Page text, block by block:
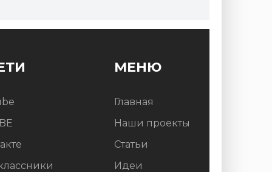
МЕНЮ
Главная
Наши проекты
Статьи
Идеи